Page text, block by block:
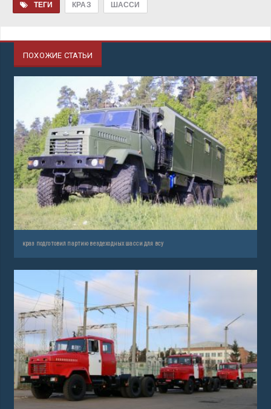
ТЕГИ КРАЗ ШАССИ
ПОХОЖИЕ СТАТЬИ
краз подготовил партию вездеходных шасси для всу